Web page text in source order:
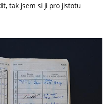
tak jsem si ji pro jistotu